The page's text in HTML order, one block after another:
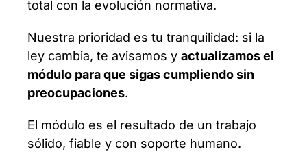
total con la evolución normativa.
Nuestra prioridad es tu tranquilidad: si la
ley cambia, te avisamos y actualizamos el
módulo para que sigas cumpliendo sin
preocupaciones.
El módulo es el resultado de un trabajo
sólido, fiable y con soporte humano.